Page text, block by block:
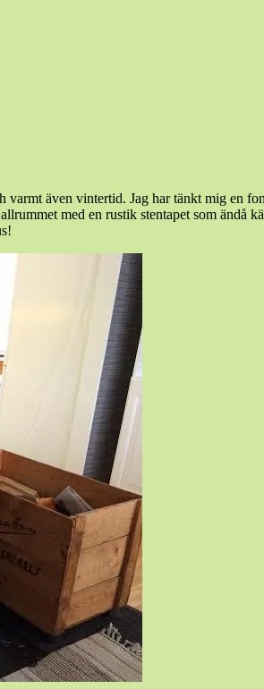
även vintertid. Jag har tänkt mig en
med en rustik stentapet som